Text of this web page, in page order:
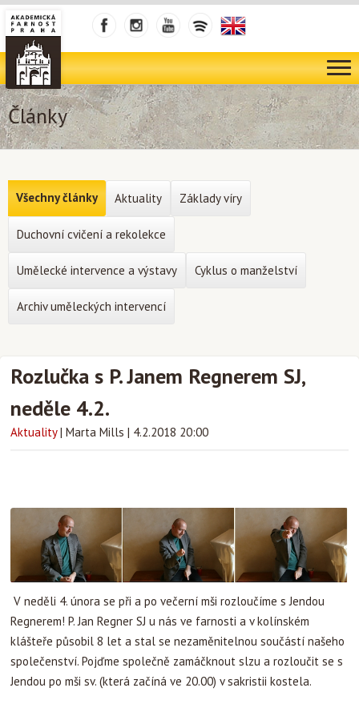
Články
Rozlučka s P. Janem Regnerem SJ,
neděle 4.2.
Aktuality | Marta Mills | 4.2.2018 20:00
V neděli 4. února se při a po večerní mši rozloučíme s Jendou
Regnerem! P. Jan Regner SJ u nás ve farnosti a v kolínském
klášteře působil 8 let a stal se nezaměnitelnou součástí našeho
společenství. Pojďme společně zamáčknout slzu a rozloučit se s
Jendou po mši sv. (která začíná ve 20.00) v sakristii kostela.
Všechny články Aktuality Základy víry
Duchovní cvičení a rekolekce
Umělecké intervence a výstavy Cyklus o manželství
Archiv uměleckých intervencí